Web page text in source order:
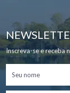
Inscreva-se e receba